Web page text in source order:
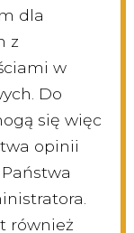
dla
z
w
Do
się więc
opinii
również